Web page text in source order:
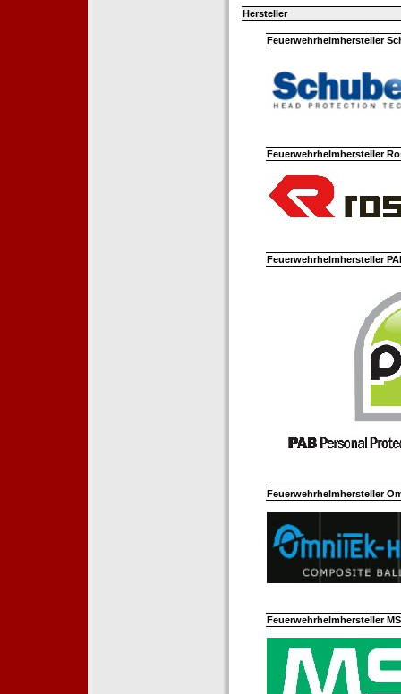
Hersteller
Feuerwehrhelmhersteller
Feuerwehrhelmhersteller
Feuerwehrhelmhersteller
Feuerwehrhelmhersteller
Feuerwehrhelmhersteller